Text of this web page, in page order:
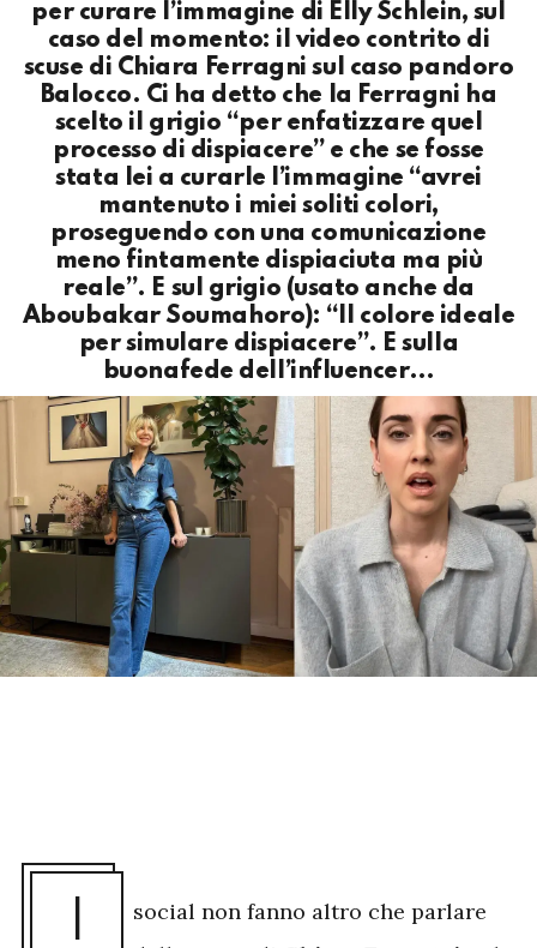
per curare l’immagine di Elly Schlein, sul
caso del momento: il video contrito di
scuse di Chiara Ferragni sul caso pandoro
Balocco. Ci ha detto che la Ferragni ha
scelto il grigio “per enfatizzare quel
processo di dispiacere” e che se fosse
stata lei a curarle l’immagine “avrei
mantenuto i miei soliti colori,
proseguendo con una comunicazione
meno fintamente dispiaciuta ma più
reale”. E sul grigio (usato anche da
Aboubakar Soumahoro): “Il colore ideale
per simulare dispiacere”. E sulla
buonafede dell’influencer…
I
social non fanno altro che parlare